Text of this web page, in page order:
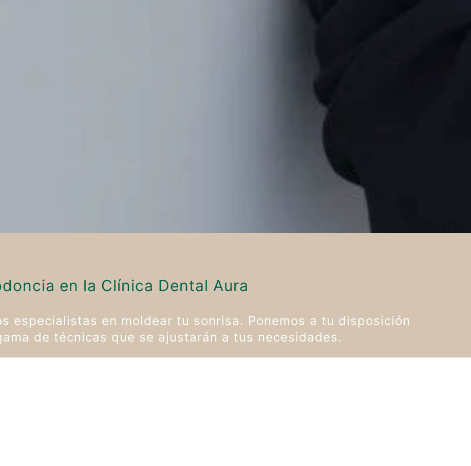
en la Clínica Dental Aura
especialistas en moldear tu sonrisa. Ponemos a tu disposición
de técnicas que se ajustarán a tus necesidades.